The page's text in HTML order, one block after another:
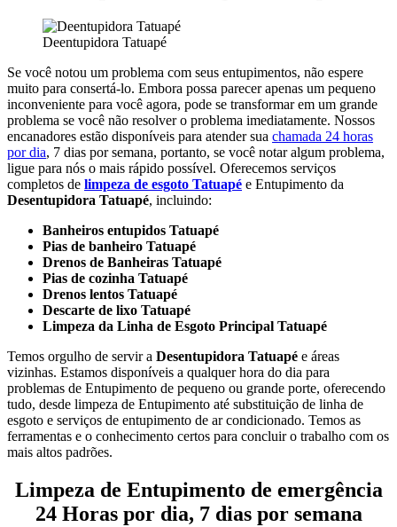
Deentupidora Tatuapé
Se você notou um problema com seus entupimentos, não espere
muito para consertá-lo. Embora possa parecer apenas um pequeno
inconveniente para você agora, pode se transformar em um grande
problema se você não resolver o problema imediatamente. Nossos
encanadores estão disponíveis para atender sua chamada 24 horas
por dia, 7 dias por semana, portanto, se você notar algum problema,
ligue para nós o mais rápido possível. Oferecemos serviços
completos de limpeza de esgoto Tatuapé e Entupimento da
Desentupidora Tatuapé, incluindo:
Banheiros entupidos Tatuapé
Pias de banheiro Tatuapé
Drenos de Banheiras Tatuapé
Pias de cozinha Tatuapé
Drenos lentos Tatuapé
Descarte de lixo Tatuapé
Limpeza da Linha de Esgoto Principal Tatuapé
Temos orgulho de servir a Desentupidora Tatuapé e áreas
vizinhas. Estamos disponíveis a qualquer hora do dia para
problemas de Entupimento de pequeno ou grande porte, oferecendo
tudo, desde limpeza de Entupimento até substituição de linha de
esgoto e serviços de entupimento de ar condicionado. Temos as
ferramentas e o conhecimento certos para concluir o trabalho com os
mais altos padrões.
Limpeza de Entupimento de emergência
24 Horas por dia, 7 dias por semana